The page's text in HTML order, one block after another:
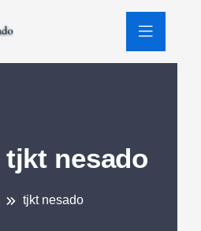
tjkt nesado
tjkt nesado